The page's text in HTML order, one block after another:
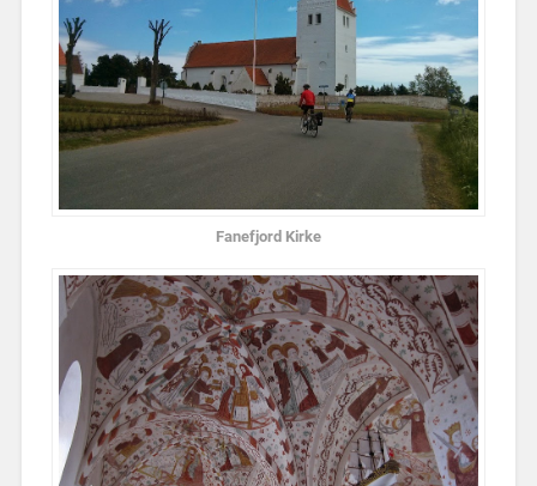
Fanefjord Kirke